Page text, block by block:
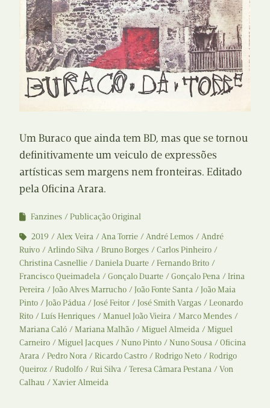
Um Buraco que ainda tem BD, mas que se tornou
definitivamente um veiculo de expressões
artísticas sem margens nem fronteiras. Editado
pela Oficina Arara.
Fanzines
Publicação Original
2019
Alex Veira Ana Torrie André Lemos
André
Ruivo
Arlindo Silva Bruno Borges
Carlos Pinheiro
Christina Casnellie
Daniela Duarte
Fernando Brito
Francisco Queimadela
Gonçalo Duarte Gonçalo Pena
Irina
Pereira
João Alves Marrucho João Fonte Santa
João Maia
Pinto
João Pádua José Feitor José Smith Vargas
Leonardo
Rito
Luís Henriques Manuel João Vieira
Marco Mendes
Mariana Caló
Mariana Malhão Miguel Almeida
Miguel
Carneiro
Miguel Jacques Nuno Pinto Nuno Sousa
Oficina
Arara
Pedro Nora Ricardo Castro Rodrigo Neto
Rodrigo
Queiroz
Rudolfo Rui Silva Teresa Câmara Pestana
Von
Calhau
Xavier Almeida